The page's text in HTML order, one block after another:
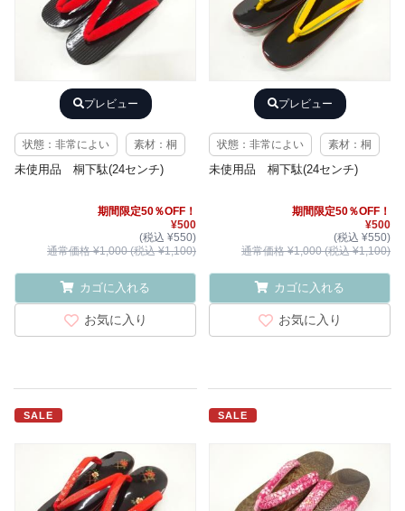
プレビュー
状態：非常によい 素材：桐
未使用品 桐下駄(24センチ)
期間限定50％OFF！
¥500
(税込 ¥550)
通常価格 ¥1,000 (税込 ¥1,100)
カゴに入れる
お気に入り
プレビュー
状態：非常によい 素材：桐
未使用品 桐下駄(24センチ)
期間限定50％OFF！
¥500
(税込 ¥550)
通常価格 ¥1,000 (税込 ¥1,100)
カゴに入れる
お気に入り
SALE SALE